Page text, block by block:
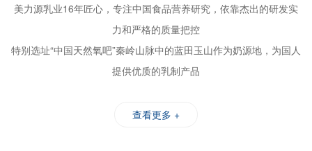
美力源乳业16年匠心，专注中国食品营养研究，依靠杰出的研发实
力和严格的质量把控
特别选址“中国天然氧吧”秦岭山脉中的蓝田玉山作为奶源地，为国人
提供优质的乳制产品
查看更多 +